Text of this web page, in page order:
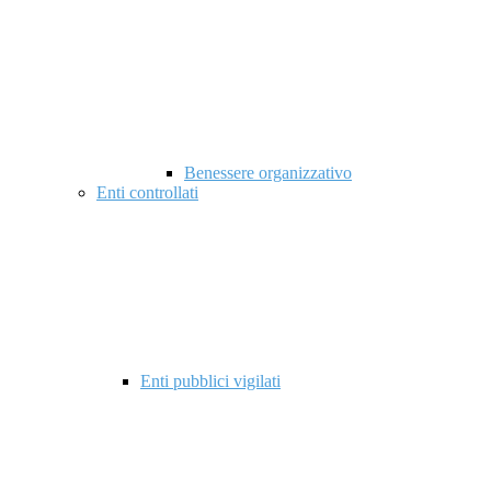
Benessere organizzativo
Enti controllati
Enti pubblici vigilati